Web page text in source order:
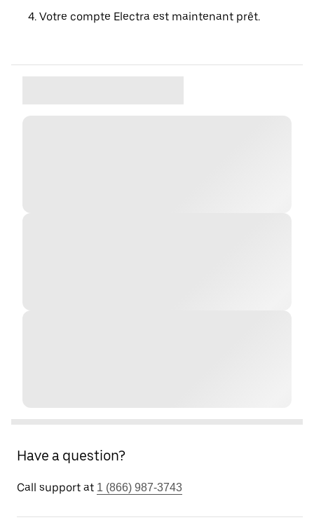
Votre compte Electra est maintenant prêt.
Have a question?
Call support at 1 (866) 987-3743